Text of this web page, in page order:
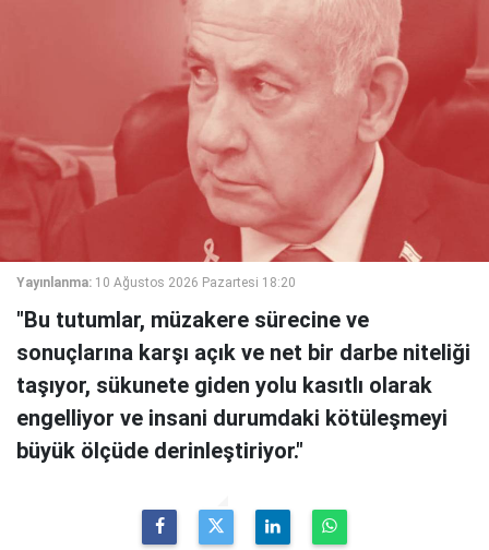
Yayınlanma: 10 Ağustos 2026 Pazartesi 18:20
"Bu tutumlar, müzakere sürecine ve
sonuçlarına karşı açık ve net bir darbe niteliği
taşıyor, sükunete giden yolu kasıtlı olarak
engelliyor ve insani durumdaki kötüleşmeyi
büyük ölçüde derinleştiriyor."